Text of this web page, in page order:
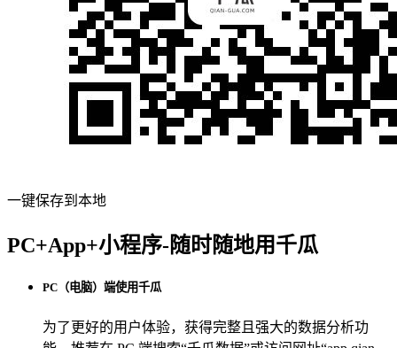
一键保存到本地
PC+App+小程序-随时随地用千瓜
PC（电脑）端使用千瓜
为了更好的用户体验，获得完整且强大的数据分析功